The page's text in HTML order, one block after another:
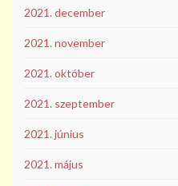
2021. december
2021. november
2021. október
2021. szeptember
2021. június
2021. május